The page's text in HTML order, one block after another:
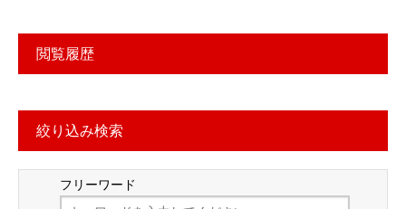
閲覧履歴
絞り込み検索
フリーワード